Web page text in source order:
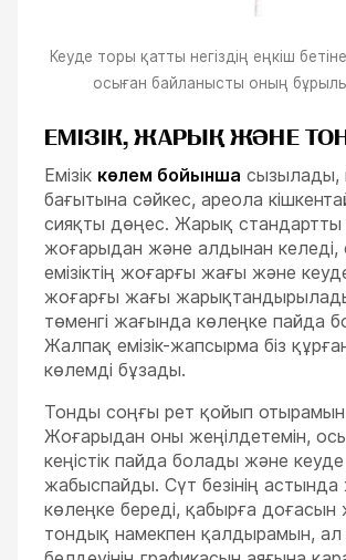
Кеуде торы қатты негіздің еңкіш
осыған байланысты оның
ЕМІЗІК, ЖАРЫҚ ЖӘНЕ
Емізік көлем бойынша сызылады,
бағытына сәйкес, ареола
сияқты дөңес. Жарық стандартты
жоғарыдан және алдынан келеді,
емізіктің жоғарғы жағы және
жоғарғы жағы
төменгі жағында көлеңке пайда
Жалпақ емізік-жапсырма біз
көлемді бұзады.
Тонды соңғы рет қойып
Жоғарыдан оны жеңілдетемін,
кеңістік пайда болады және
жабыспайды. Сүт безінің
көлеңке береді, қабырға доғасын
тондық намекпен қалдырамын, ал